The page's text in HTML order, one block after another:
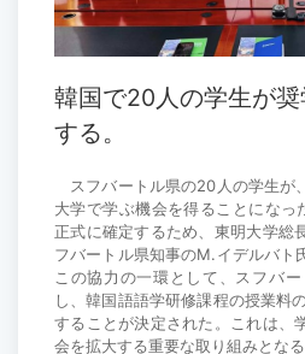
韓国で20人の学生が
する。
スフバートル県の20人の学生が
大学で学ぶ機会を得ることになっ
正式に確定するため、東明大学総
フバートル県知事のM.イデルバト
この協力の一環として、スフバ
し、韓国語語学研修課程の授業料
することが決定された。これは、
会を拡大する重要な取り組みとなる